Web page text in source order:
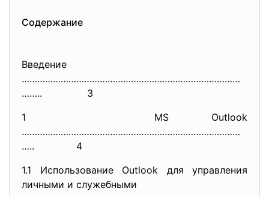
Содержание
Введение
…………………………………………………………………………
…….. 3
1 MS Outlook
…………………………………………………………………………
….. 4
1.1 Использование Outlook для управления
личными и служебными